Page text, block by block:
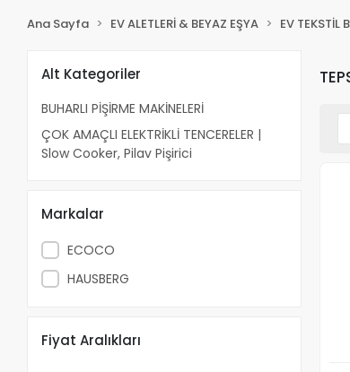
Ana Sayfa EV ALETLERİ & BEYAZ EŞYA EV TEKSTİL
Alt Kategoriler
BUHARLI PİŞİRME MAKİNELERİ
ÇOK AMAÇLI ELEKTRİKLİ TENCERELER |
Slow Cooker, Pilav Pişirici
Markalar
ECOCO
HAUSBERG
Fiyat Aralıkları